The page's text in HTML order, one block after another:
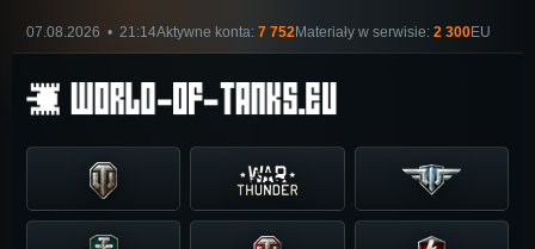
07.08.2026 • 21:14Aktywne konta: 7 752Materiały w serwisie: 2 300EU